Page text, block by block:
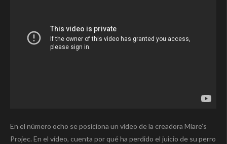
En el número ocho se posiciona un vídeo de la creadora Miare’s
Projec. En el vídeo, cuenta por qué ha perdido el juicio de su perro